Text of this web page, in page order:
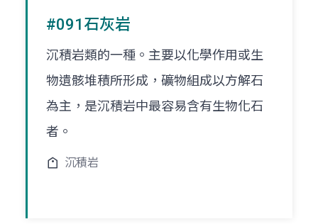
#091石灰岩
沉積岩類的一種。主要以化學作用或生
物遺骸堆積所形成，礦物組成以方解石
為主，是沉積岩中最容易含有生物化石
者。
沉積岩